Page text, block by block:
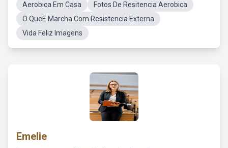
Aerobica Em Casa
Fotos De Resitencia Aerobica
O QueE Marcha Com Resistencia Externa
Vida Feliz Imagens
Emelie